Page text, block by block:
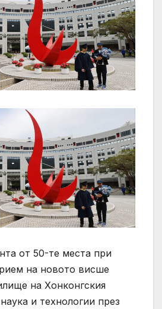
от 50-те места при
на новото висше
на Хонконгския
и технологии през